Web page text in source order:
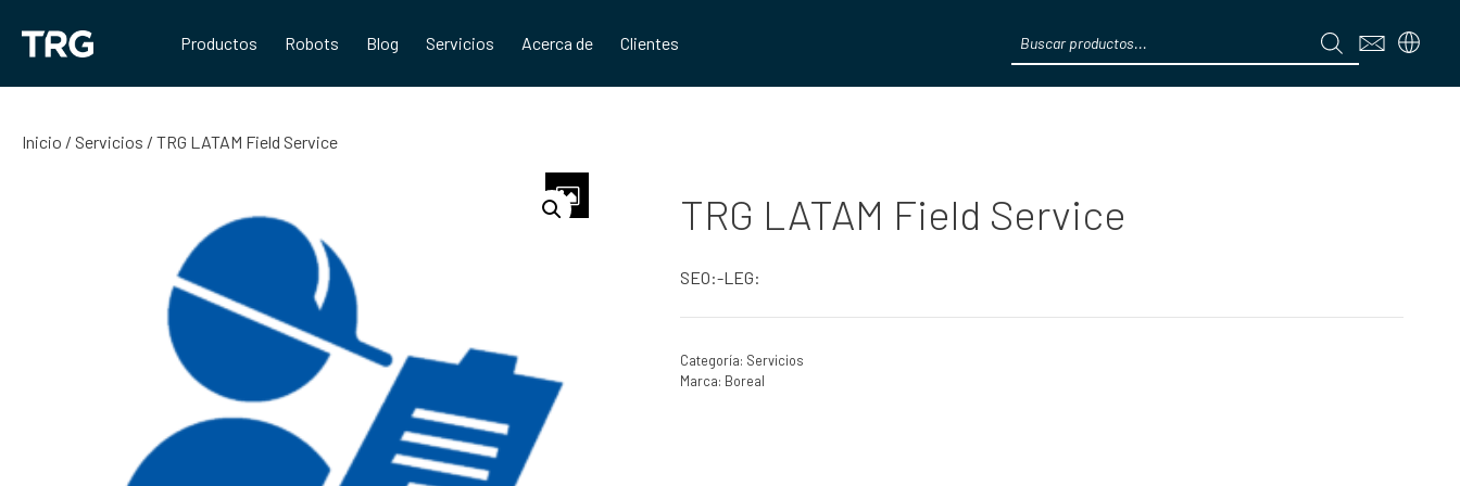
contenido
Productos Robots Blog Servicios Acerca de Clientes
search
Inicio / Servicios / TRG LATAM Field Service
TRG LATAM Field Service
SEO:-LEG:
Categoría: Servicios
Marca: Boreal